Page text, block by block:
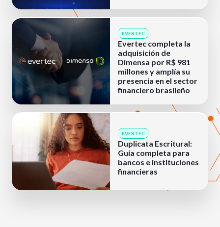
EVERTEC
Evertec completa la
adquisición de
Dimensa por R$ 981
millones y amplía su
presencia en el sector
financiero brasileño
EVERTEC
Duplicata Escritural:
Guía completa para
bancos e instituciones
financieras